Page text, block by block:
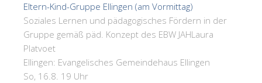
Eltern-Kind-Gruppe Ellingen (am Vormittag)
Soziales Lernen und pädagogisches Fördern in der
Gruppe gemäß päd. Konzept des EBW JAHLaura
Platvoet
Ellingen: Evangelisches Gemeindehaus Ellingen
So, 16.8. 19 Uhr